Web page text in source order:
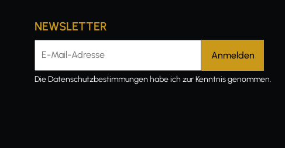
NEWSLETTER
E-Mail-Adresse
DieDatenschutzbestimmungen habe ich zur Kenntnis genommen.